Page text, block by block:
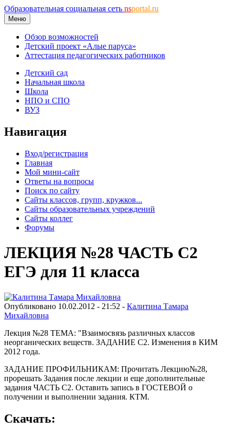
Образовательная социальная сеть nsportal.ru
Меню
Обзор возможностей
Детский проект «Алые паруса»
Аттестация педагогических работников
Детский сад
Начальная школа
Школа
НПО и СПО
ВУЗ
Навигация
Вход/регистрация
Главная
Мой мини-сайт
Ответы на вопросы
Поиск по сайту
Сайты классов, групп, кружков...
Сайты образовательных учреждений
Сайты коллег
Форумы
ЛЕКЦИЯ №28 ЧАСТЬ С2
ЕГЭ для 11 класса
Опубликовано 10.02.2012 - 21:52 - Калитина Тамара
Михайловна
Лекция №28 ТЕМА: "Взаимосвязь различных классов
неорганических веществ. ЗАДАНИЕ С2. Изменения в КИМ
2012 года.
ЗАДАНИЕ ПРОФИЛЬНИКАМ: Прочитать Лекцию№28,
прорешать Задания после лекции и еще дополнительные
задания ЧАСТЬ С2. Оставить запись в ГОСТЕВОЙ о
получении и выполнении задания. КТМ.
Скачать: